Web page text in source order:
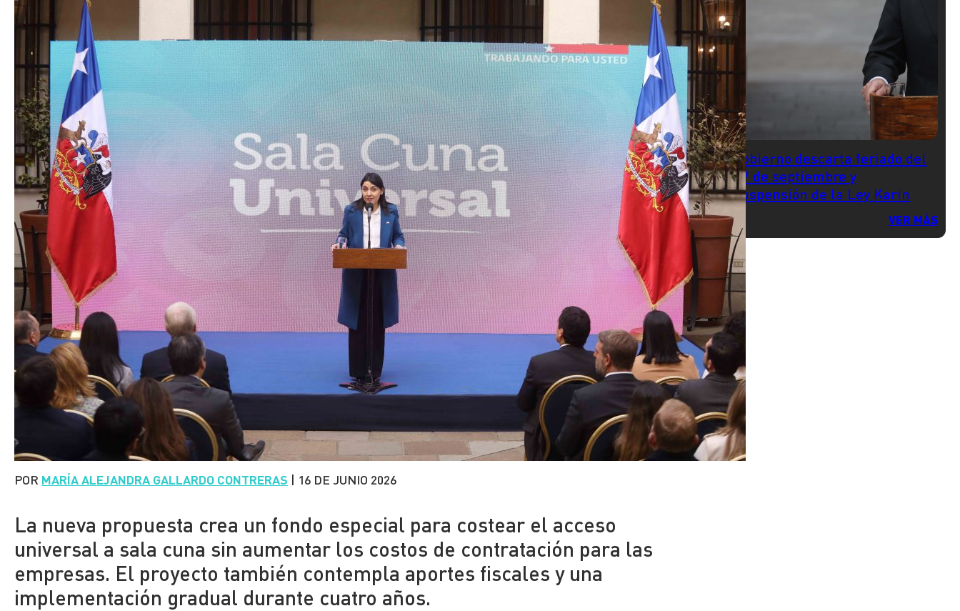
POR MARÍA ALEJANDRA GALLARDO CONTRERAS | 16 DE JUNIO 2026
La nueva propuesta crea un fondo especial para costear el acceso
universal a sala cuna sin aumentar los costos de contratación para las
empresas. El proyecto también contempla aportes fiscales y una
implementación gradual durante cuatro años.
Gobierno descarta feriado del
17 de septiembre y
suspensión de la Ley Karin
VER MÁS